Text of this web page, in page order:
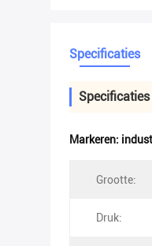
Specificaties
Specificaties
Markeren:
Grootte:
Druk: